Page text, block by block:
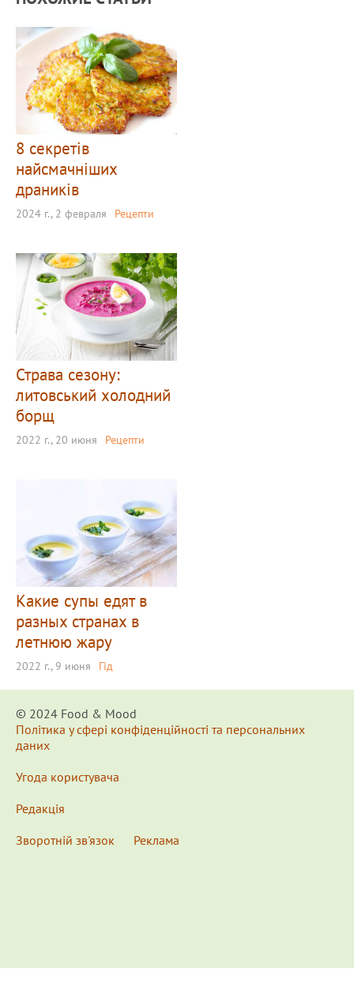
8 секретів
найсмачніших
драників
2024 г., 2 февраля Рецепти
Страва сезону:
литовський холодний
борщ
2022 г., 20 июня Рецепти
Какие супы едят в
разных странах в
летнюю жару
2022 г., 9 июня Гід
© 2024 Food & Мood
Політика у сфері конфіденційності та персональних
даних
Угода користувача
Редакція
Зворотній зв'язок
Реклама